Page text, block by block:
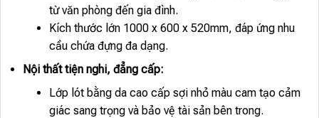
từ văn phòng đến gia đình.
Kích thước lớn 1000 x 600 x 520mm, đáp ứng nhu
cầu chứa đựng đa dạng.
Nội thất tiện nghi, đẳng cấp:
Lớp lót bằng da cao cấp sợi nhỏ màu cam tạo cảm
giác sang trọng và bảo vệ tài sản bên trong.